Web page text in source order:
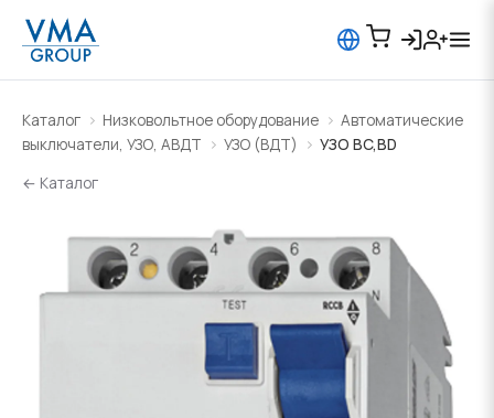
Каталог Низковольтное оборудование
Автоматические
выключатели, УЗО, АВДТ
УЗО (ВДТ)
УЗО BC,BD
← Каталог